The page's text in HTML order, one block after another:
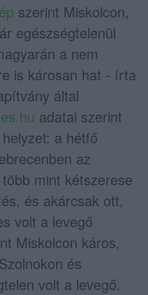
szerint Miskolcon,
egészségtelenül
a nem
is károsan hat - írta
által
adatai szerint
a hétfő
az
mint kétszerese
és akárcsak ott,
volt a levegő
Miskolcon káros,
és
volt a levegő.